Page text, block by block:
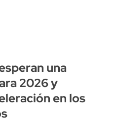
una
2026 y
en los